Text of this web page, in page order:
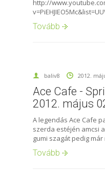
http://
Tovább
baliv8 2012.
Ace Cafe -
2012. május
A legendás Ace Cafe
szerda estéjén amcsi
gumi szagát pedig
Tovább